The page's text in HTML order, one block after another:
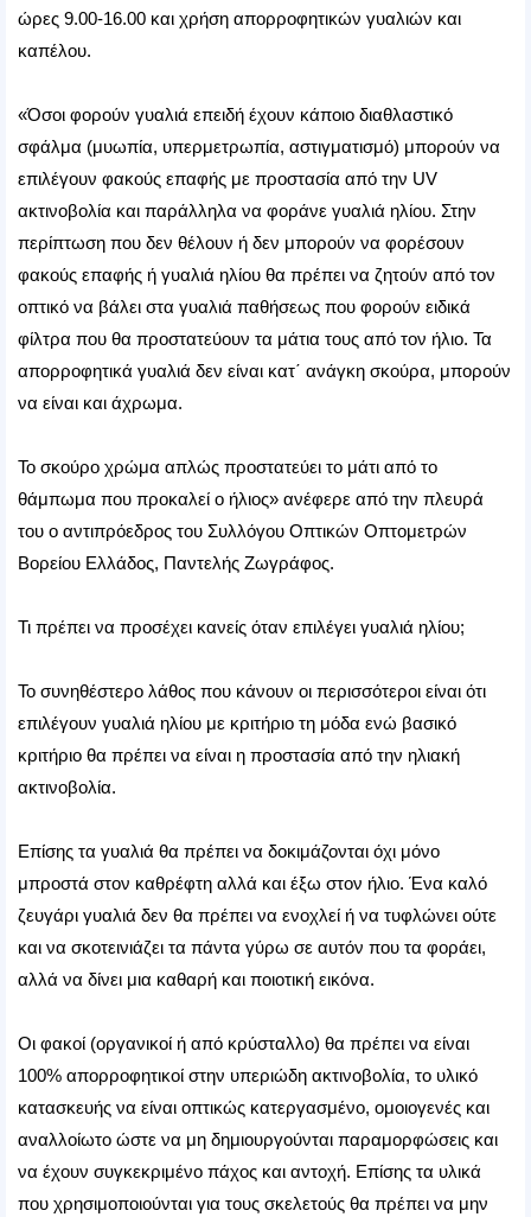
ώρες 9.00-16.00 και χρήση απορροφητικών γυαλιών και
καπέλου.
«Όσοι φορούν γυαλιά επειδή έχουν κάποιο διαθλαστικό
σφάλμα (μυωπία, υπερμετρωπία, αστιγματισμό) μπορούν να
επιλέγουν φακούς επαφής με προστασία από την UV
ακτινοβολία και παράλληλα να φοράνε γυαλιά ηλίου. Στην
περίπτωση που δεν θέλουν ή δεν μπορούν να φορέσουν
φακούς επαφής ή γυαλιά ηλίου θα πρέπει να ζητούν από τον
οπτικό να βάλει στα γυαλιά παθήσεως που φορούν ειδικά
φίλτρα που θα προστατεύουν τα μάτια τους από τον ήλιο. Τα
απορροφητικά γυαλιά δεν είναι κατ΄ ανάγκη σκούρα, μπορούν
να είναι και άχρωμα.
Το σκούρο χρώμα απλώς προστατεύει το μάτι από το
θάμπωμα που προκαλεί ο ήλιος» ανέφερε από την πλευρά
του ο αντιπρόεδρος του Συλλόγου Οπτικών Οπτομετρών
Βορείου Ελλάδος, Παντελής Ζωγράφος.
Τι πρέπει να προσέχει κανείς όταν επιλέγει γυαλιά ηλίου;
Το συνηθέστερο λάθος που κάνουν οι περισσότεροι είναι ότι
επιλέγουν γυαλιά ηλίου με κριτήριο τη μόδα ενώ βασικό
κριτήριο θα πρέπει να είναι η προστασία από την ηλιακή
ακτινοβολία.
Επίσης τα γυαλιά θα πρέπει να δοκιμάζονται όχι μόνο
μπροστά στον καθρέφτη αλλά και έξω στον ήλιο. Ένα καλό
ζευγάρι γυαλιά δεν θα πρέπει να ενοχλεί ή να τυφλώνει ούτε
και να σκοτεινιάζει τα πάντα γύρω σε αυτόν που τα φοράει,
αλλά να δίνει μια καθαρή και ποιοτική εικόνα.
Οι φακοί (οργανικοί ή από κρύσταλλο) θα πρέπει να είναι
100% απορροφητικοί στην υπεριώδη ακτινοβολία, το υλικό
κατασκευής να είναι οπτικώς κατεργασμένο, ομοιογενές και
αναλλοίωτο ώστε να μη δημιουργούνται παραμορφώσεις και
να έχουν συγκεκριμένο πάχος και αντοχή. Επίσης τα υλικά
που χρησιμοποιούνται για τους σκελετούς θα πρέπει να μην